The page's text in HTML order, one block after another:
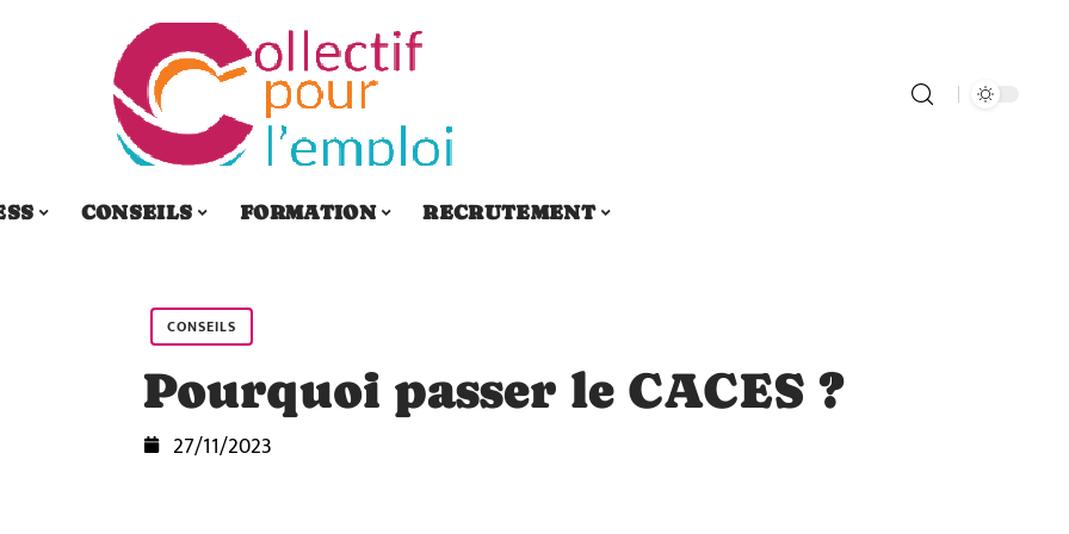
CONSEILS FORMATION RECRUTEMENT
CONSEILS
Pourquoi passer le CACES ?
27/11/2023